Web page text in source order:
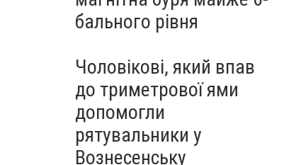
бального рівня
Чоловікові, який впав
до триметрової ями
допомогли
рятувальники у
Вознесенську